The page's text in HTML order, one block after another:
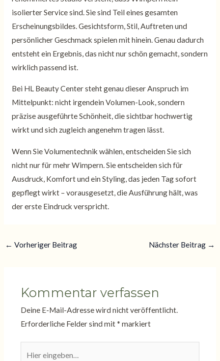
isolierter Service sind. Sie sind Teil eines gesamten
Erscheinungsbildes. Gesichtsform, Stil, Auftreten und
persönlicher Geschmack spielen mit hinein. Genau dadurch
entsteht ein Ergebnis, das nicht nur schön gemacht, sondern
wirklich passend ist.
Bei HL Beauty Center steht genau dieser Anspruch im
Mittelpunkt: nicht irgendein Volumen-Look, sondern
präzise ausgeführte Schönheit, die sichtbar hochwertig
wirkt und sich zugleich angenehm tragen lässt.
Wenn Sie Volumentechnik wählen, entscheiden Sie sich
nicht nur für mehr Wimpern. Sie entscheiden sich für
Ausdruck, Komfort und ein Styling, das jeden Tag sofort
gepflegt wirkt – vorausgesetzt, die Ausführung hält, was
der erste Eindruck verspricht.
← Vorheriger Beitrag Nächster Beitrag →
Kommentar verfassen
Deine E-Mail-Adresse wird nicht veröffentlicht.
Erforderliche Felder sind mit * markiert